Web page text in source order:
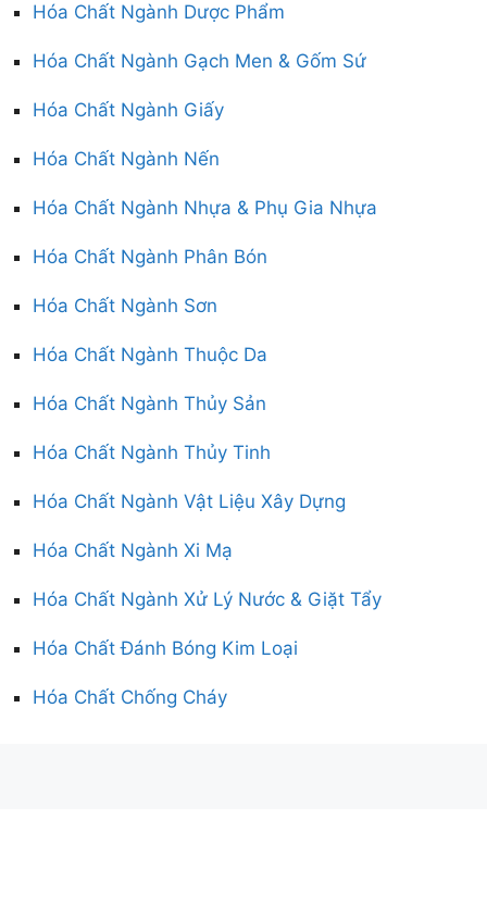
Hóa Chất Ngành Dược Phẩm
Hóa Chất Ngành Gạch Men & Gốm Sứ
Hóa Chất Ngành Giấy
Hóa Chất Ngành Nến
Hóa Chất Ngành Nhựa & Phụ Gia Nhựa
Hóa Chất Ngành Phân Bón
Hóa Chất Ngành Sơn
Hóa Chất Ngành Thuộc Da
Hóa Chất Ngành Thủy Sản
Hóa Chất Ngành Thủy Tinh
Hóa Chất Ngành Vật Liệu Xây Dựng
Hóa Chất Ngành Xi Mạ
Hóa Chất Ngành Xử Lý Nước & Giặt Tẩy
Hóa Chất Đánh Bóng Kim Loại
Hóa Chất Chống Cháy